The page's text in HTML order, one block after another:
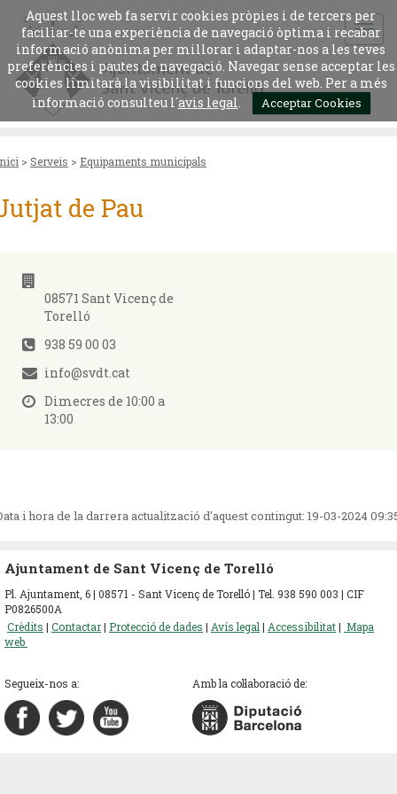
Aquest lloc web fa servir cookies pròpies i de tercers per
faciliar-te una experiència de navegació òptima i recabar
informació anònima per millorar i adaptar-nos a les teves
preferències i pautes de navegació. Navegar sense acceptar les
cookies limitarà la visibilitat i funcions del web. Per a més
informació consulteu l´avis legal. Acceptar Cookies
> Serveis > Equipaments municipals
de Pau
08571 Sant Vicenç de
Torelló
938 59 00 03
info@svdt.cat
Dimecres de 10:00 a
13:00
i hora de la darrera actualització d'aquest contingut: 19-03-2024
Ajuntament de Sant Vicenç de Torelló
Pl. Ajuntament, 6 | 08571 - Sant Vicenç de Torelló | Tel. 938 590 003 | CIF
P0826500A
Crèdits | Contactar| Protecció de dades | Avís legal | Accessibilitat| Mapa
web
Segueix-nos a: Amb la col·laboració de: